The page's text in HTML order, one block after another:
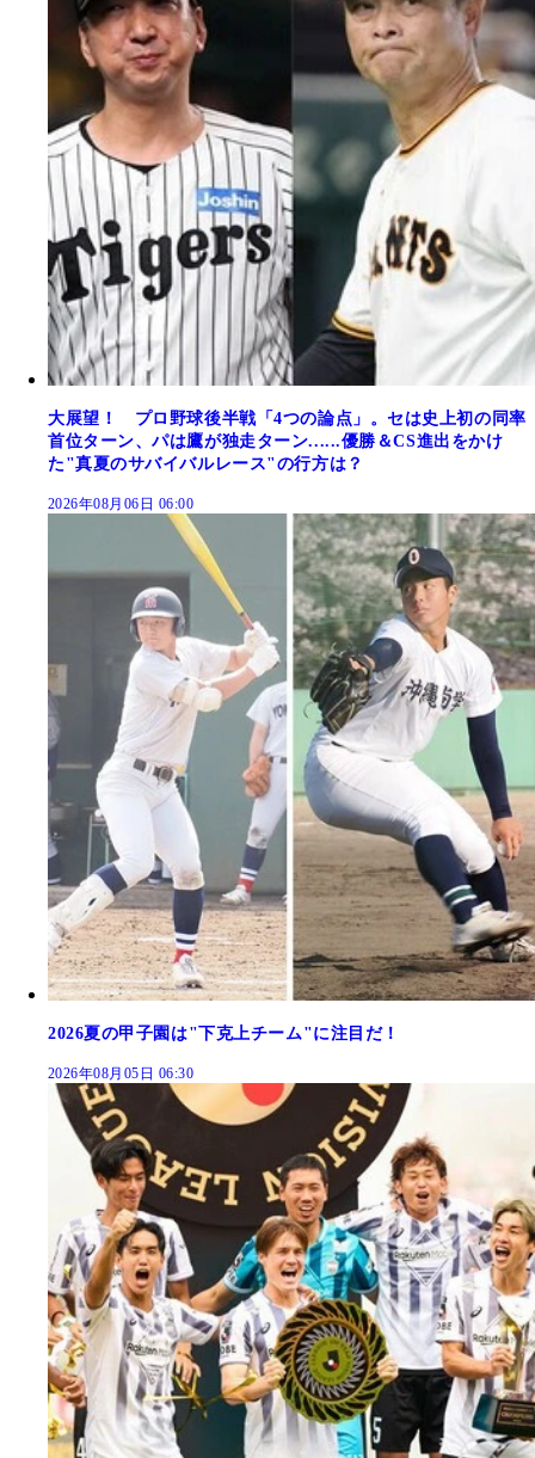
大展望！ プロ野球後半戦「4つの論点」。セは史上初の同率
首位ターン、パは鷹が独走ターン......優勝＆CS進出をかけ
た"真夏のサバイバルレース"の行方は？
2026年08月06日 06:00
2026夏の甲子園は"下克上チーム"に注目だ！
2026年08月05日 06:30